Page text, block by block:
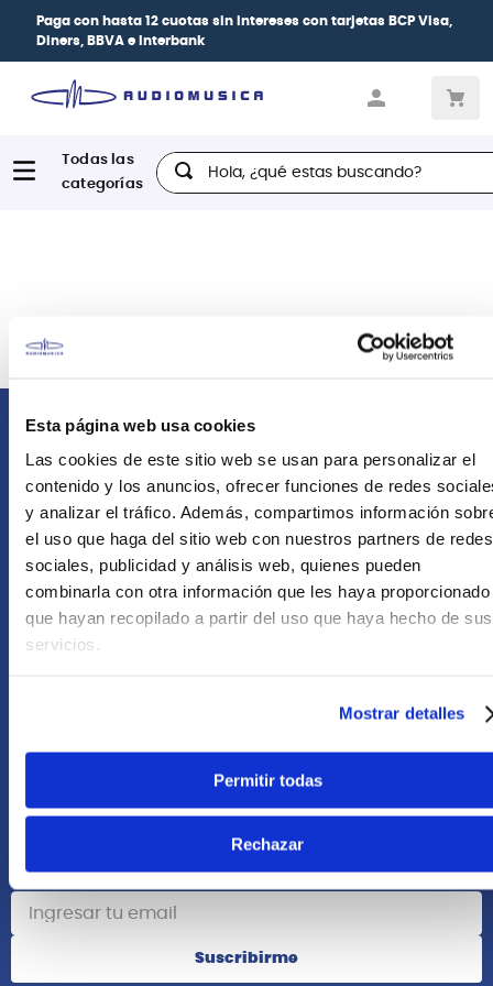
Esta página web usa cookies
Las cookies de este sitio web se usan para personalizar el
contenido y los anuncios, ofrecer funciones de redes
y analizar el tráfico. Además, compartimos información
el uso que haga del sitio web con nuestros partners de redes
sociales, publicidad y análisis web, quienes pueden
combinarla con otra información que les haya proporcionado
que hayan recopilado a partir del uso que haya hecho de sus
servicios.
Mostrar detalles
Permitir todas
Rechazar
Paga con hasta 12 cuotas sin intereses con tarjetas BCP Visa,
Diners, BBVA e Interbank
Hola, ¿qué estas buscando?
Atención Postventa
+51 958418476
+51 977624112
Acerca de Nosotros
Suscribete
Suscribirme